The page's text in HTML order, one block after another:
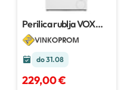
Perilica rublja VOX
WM 1070-T14D
do 31.08
229,00 €